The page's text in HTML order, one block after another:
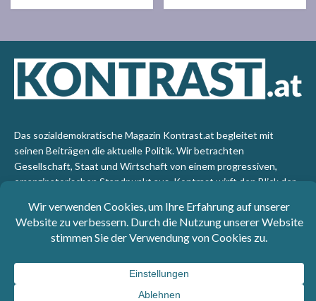
Das sozialdemokratische Magazin Kontrast.at begleitet mit
seinen Beiträgen die aktuelle Politik. Wir betrachten
Gesellschaft, Staat und Wirtschaft von einem progressiven,
emanzipatorischen Standpunkt aus. Kontrast wirft den Blick der
Impressum: SPÖ-Klub - 1017 Wien - Telefon: +43 1 40110-
3393 - e-mail: redaktion@kontrast.at -